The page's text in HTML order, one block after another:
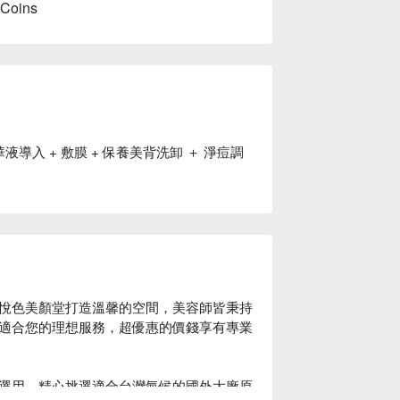
導入 + 敷膜 + 保養美背洗卸 ＋ 淨痘調
色美顏堂打造溫馨的空間，美容師皆秉持
合您的理想服務，超優惠的價錢享有專業
用，精心挑選適合台灣氣候的國外大廠原